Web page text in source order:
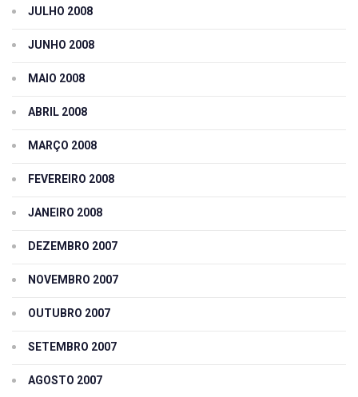
JULHO 2008
JUNHO 2008
MAIO 2008
ABRIL 2008
MARÇO 2008
FEVEREIRO 2008
JANEIRO 2008
DEZEMBRO 2007
NOVEMBRO 2007
OUTUBRO 2007
SETEMBRO 2007
AGOSTO 2007